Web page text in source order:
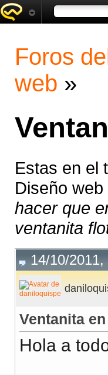
Foros
web »
Estas en el
Diseño
hacer que
ventanita
14/10/2011,
Ventanita
Hola a